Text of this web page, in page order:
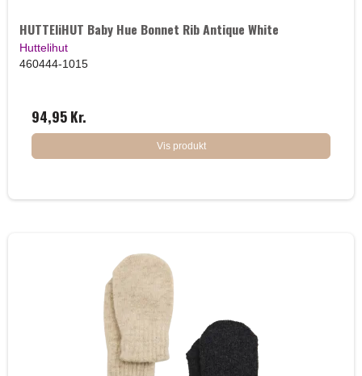
HUTTEliHUT Baby Hue Bonnet Rib Antique White
Huttelihut
460444-1015
94,95 Kr.
Vis produkt